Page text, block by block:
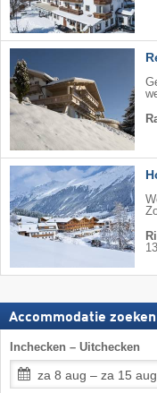
Accommodatie zoeken
Inchecken – Uitchecken
za 8 aug – za 15 aug